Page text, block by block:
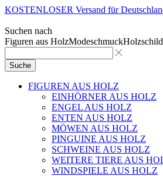
KOSTENLOSER Versand für
Suchen nach
Figuren aus HolzModeschmuck
Suche
FIGUREN AUS HOLZ
EINHÖRNER AUS HOLZ
ENGEL AUS HOLZ
ENTEN AUS HOLZ
MÖWEN AUS HOLZ
PINGUINE AUS HOLZ
SCHWEINE AUS HOLZ
WEITERE TIERE AUS
WINDSPIELE AUS HOLZ